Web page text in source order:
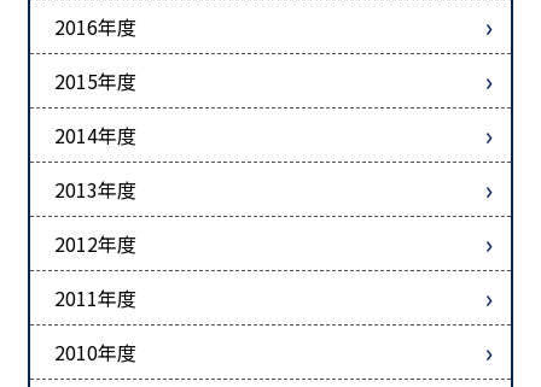
2016年度
2015年度
2014年度
2013年度
2012年度
2011年度
2010年度